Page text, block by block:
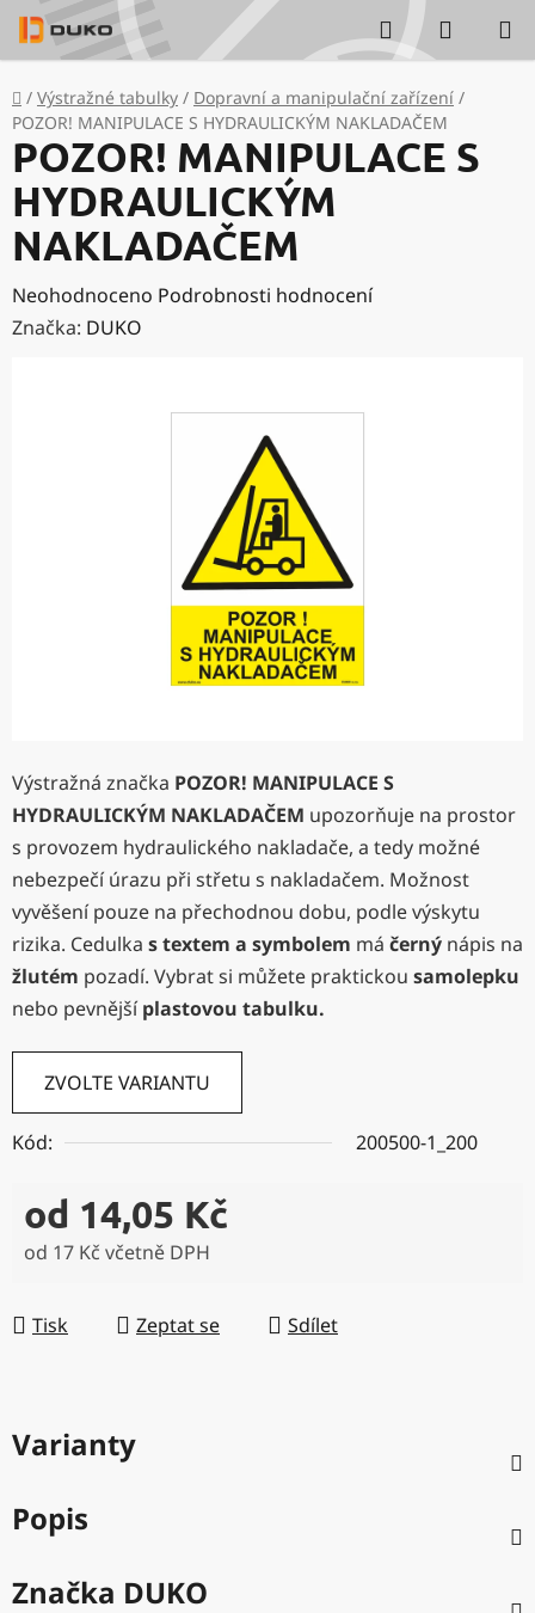
Přejít
na
obsah
Hledat
KOŠÍK
Domů
/ Výstražné tabulky / Dopravní a manipulační zařízení /
POZOR! MANIPULACE S HYDRAULICKÝM NAKLADAČEM
Výstražná značka POZOR! MANIPULACE S
HYDRAULICKÝM NAKLADAČEM upozorňuje na prostor
s provozem hydraulického nakladače, a tedy možné
nebezpečí úrazu při střetu s nakladačem. Možnost
vyvěšení pouze na přechodnou dobu, podle výskytu
rizika. Cedulka s textem a symbolem má černý nápis na
žlutém pozadí. Vybrat si můžete praktickou samolepku
nebo pevnější plastovou tabulku.
ZVOLTE VARIANTU
Kód: 200500-1_200
od 14,05 Kč
od 17 Kč včetně DPH
Tisk
Zeptat se Sdílet
POZOR! MANIPULACE S
HYDRAULICKÝM
NAKLADAČEM
Průměrné
hodnocení
Neohodnoceno Podrobnosti hodnocení
Značka: DUKO
Varianty
Popis
Značka DUKO